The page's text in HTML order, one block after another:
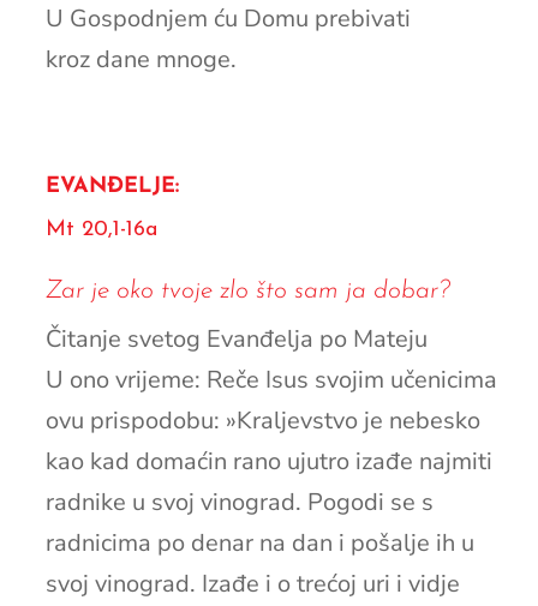
U Gospodnjem ću Domu prebivati
kroz dane mnoge.
EVANĐELJE:
Mt 20,1-16a
Zar je oko tvoje zlo što sam ja dobar?
Čitanje svetog Evanđelja po Mateju
U ono vrijeme: Reče Isus svojim učenicima
ovu prispodobu: »Kraljevstvo je nebesko
kao kad domaćin rano ujutro izađe najmiti
radnike u svoj vinograd. Pogodi se s
radnicima po denar na dan i pošalje ih u
svoj vinograd. Izađe i o trećoj uri i vidje